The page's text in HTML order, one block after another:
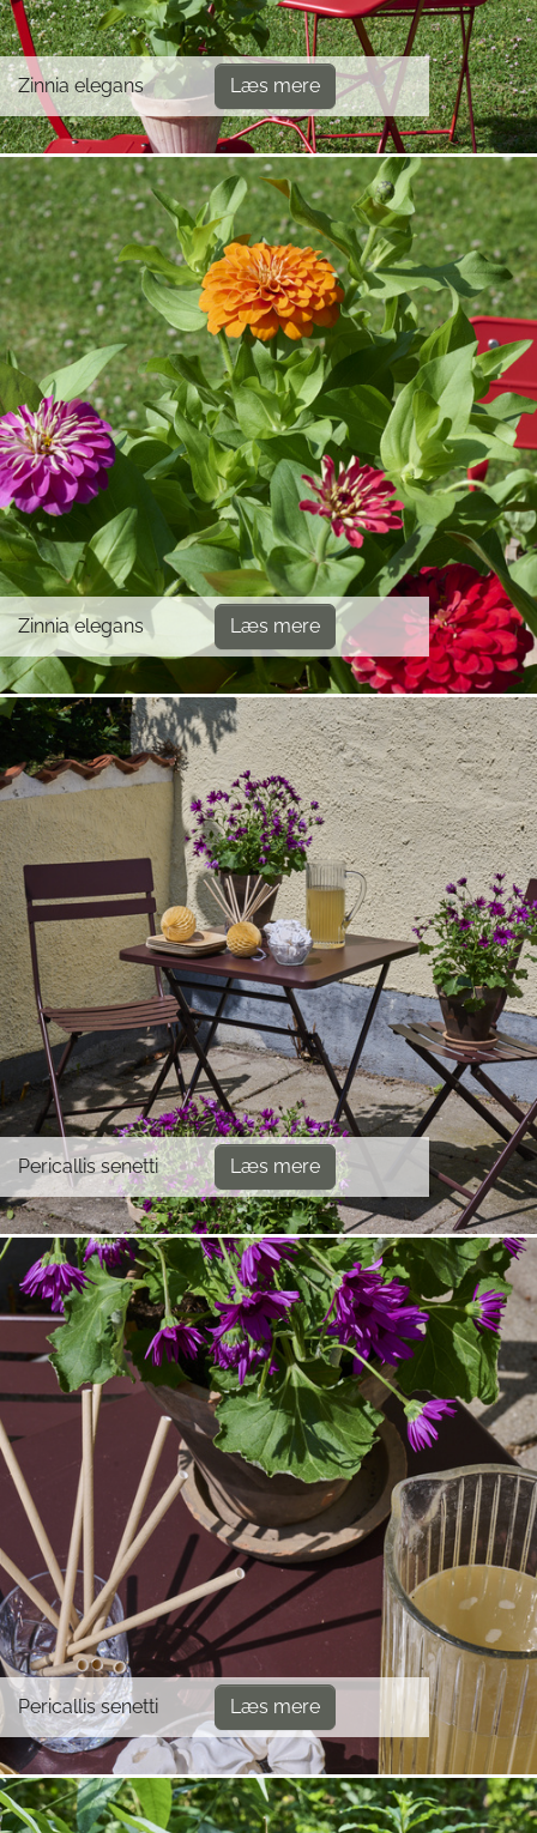
Zinnia elegans Læs mere
Zinnia elegans Læs mere
Pericallis senetti Læs mere
Pericallis senetti Læs mere